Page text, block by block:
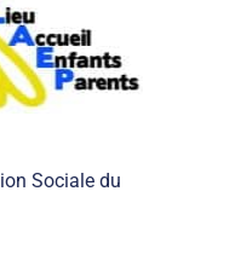
Sociale du